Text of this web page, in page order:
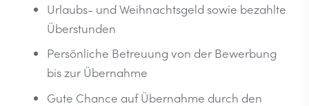
Urlaubs- und Weihnachtsgeld sowie bezahlte
Überstunden
Persönliche Betreuung von der Bewerbung
bis zur Übernahme
Gute Chance auf Übernahme durch den